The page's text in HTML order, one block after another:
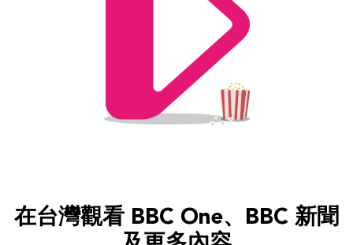
在台灣觀看 BBC One、BBC 新聞